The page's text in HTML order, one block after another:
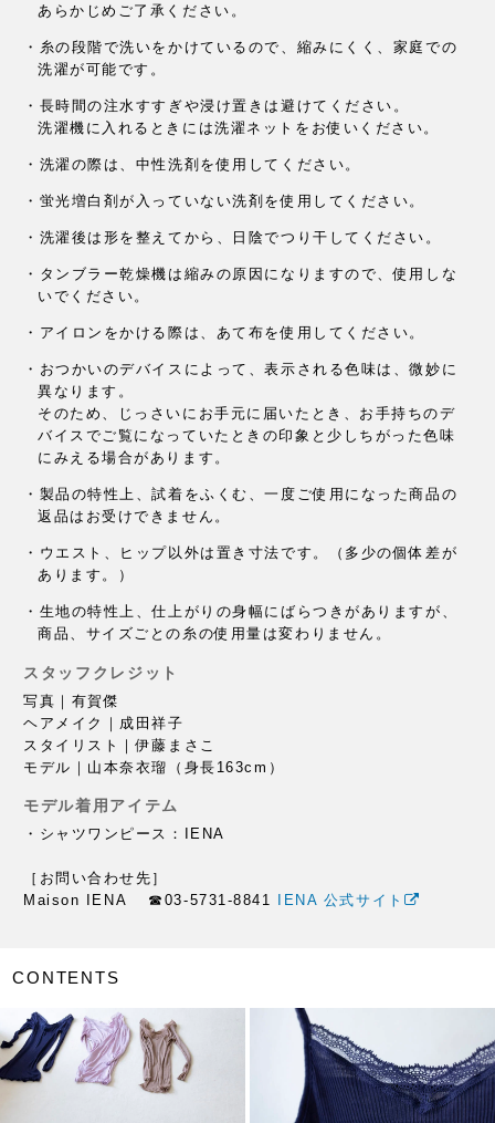
あらかじめご了承ください。
・糸の段階で洗いをかけているので、縮みにくく、家庭での
洗濯が可能です。
・長時間の注水すすぎや浸け置きは避けてください。
洗濯機に入れるときには洗濯ネットをお使いください。
・洗濯の際は、中性洗剤を使用してください。
・蛍光増白剤が入っていない洗剤を使用してください。
・洗濯後は形を整えてから、日陰でつり干してください。
・タンブラー乾燥機は縮みの原因になりますので、使用しな
いでください。
・アイロンをかける際は、あて布を使用してください。
・おつかいのデバイスによって、表示される色味は、微妙に
異なります。
そのため、じっさいにお手元に届いたとき、 お手持ちのデ
バイスでご覧になっていたときの印象と 少しちがった色味
にみえる場合があります。
・製品の特性上、試着をふくむ、一度ご使用になった商品の
返品はお受けできません。
・ウエスト、ヒップ以外は置き寸法です。（多少の個体差が
あります。）
・生地の特性上、仕上がりの身幅にばらつきがありますが、
商品、サイズごとの糸の使用量は変わりません。
スタッフクレジット
写真｜有賀傑
ヘアメイク｜成田祥子
スタイリスト｜伊藤まさこ
モデル｜山本奈衣瑠（身長163cm）
モデル着用アイテム
・シャツワンピース：IENA
［お問い合わせ先］
Maison IENA ☎︎03-5731-8841 IENA 公式サイト
CONTENTS